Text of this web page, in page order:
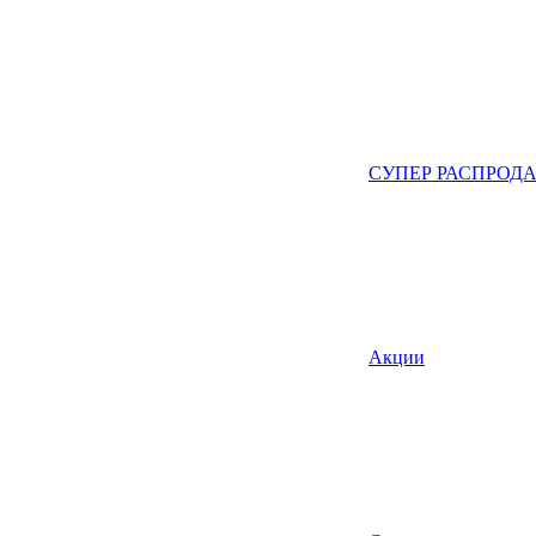
СУПЕР
Акции